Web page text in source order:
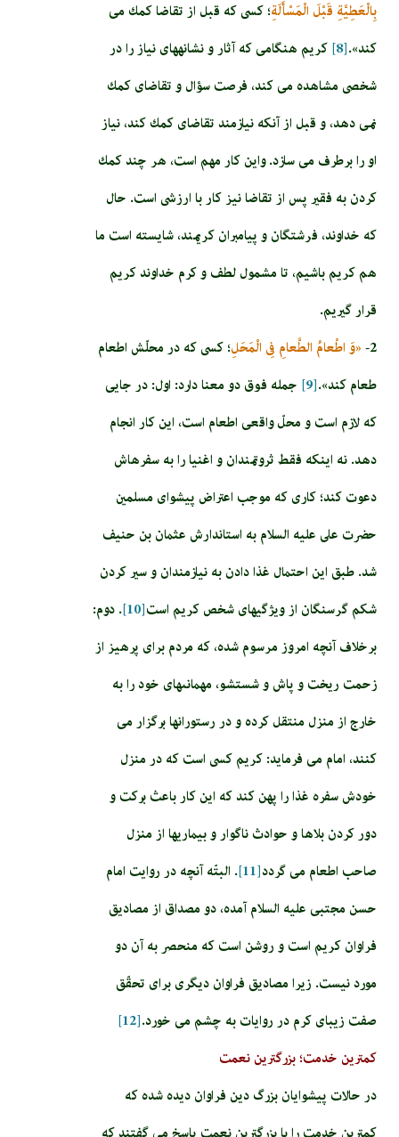
بِالْعَطِيَّةِ قَبْلَ الْمَسْأَلَةِ؛ كسى كه قبل از تقاضا كمك مى‏
كند».[8]
كريم هنگامى كه آثار و نشانه‏هاى نياز را در
شخصى مشاهده مى‏ كند، فرصت سؤال و تقاضاى كمك
نمى‏ دهد، و قبل از آنكه نيازمند تقاضاى كمك كند، نياز
او را برطرف مى‏ سازد. واين كار مهم است، هر چند كمك
كردن به فقير پس از تقاضا نيز كار با ارزشى است. حال
كه خداوند، فرشتگان و پيامبران كريمند، شايسته است ما
هم كريم باشيم، تا مشمول لطف و كرم خداوند كريم
قرار گيريم.
2- «وَ اطْعامُ الطَّعامِ فِى الْمَحَلِ‏؛ كسى كه در محلّش اطعام
طعام كند».[9]
جمله فوق دو معنا دارد: اول: در جايى
كه لازم است و محلّ واقعى اطعام است، اين ‏كار انجام
دهد. نه اينكه فقط ثروتمندان و اغنيا را به سفره‏اش
دعوت كند؛ كارى كه موجب اعتراض پيشواى مسلمين
حضرت على عليه السلام به استاندارش عثمان بن حنيف
شد. طبق اين احتمال غذا دادن به نيازمندان و سير كردن
شكم گرسنگان از ويژگي­هاى شخص كريم است[10]
. دوم:
برخلاف آنچه امروز مرسوم شده، كه مردم براى پرهيز از
زحمت ريخت و پاش و شستشو، مهمانى‏هاى خود را به
خارج از منزل منتقل كرده و در رستورانها برگزار مى‏
كنند، امام مى‏ فرمايد: كريم كسى است كه در منزل
خودش سفره غذا را پهن كند كه اين كار باعث بركت و
دور كردن بلاها و حوادث ناگوار و بيماريها از منزل
صاحب اطعام مى‏ گردد[11]
. البتّه آنچه در روايت امام
حسن مجتبى عليه السلام آمده، دو مصداق از مصاديق
فراوان كريم است و روشن است كه منحصر به آن دو
مورد نيست. زيرا مصاديق فراوان ديگرى براى تحقّق
صفت زيباى كرم در روايات به چشم مى‏ خورد.[12]
کمترین خدمت؛ بزرگترین نعمت
در حالات پيشوايان بزرگ دين فراوان ديده شده كه